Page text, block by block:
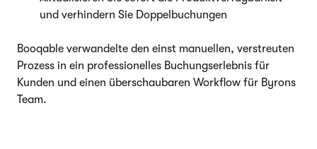
und verhindern Sie Doppelbuchungen
Booqable verwandelte den einst manuellen, verstreuten
Prozess in ein professionelles Buchungserlebnis für
Kunden und einen überschaubaren Workflow für Byrons
Team.